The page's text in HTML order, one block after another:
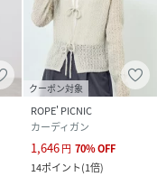
ブラック系（03）：中
国｜ホワイト系
リーン（33）：中国
ステル 100%｜ブラッ
クーポン対象
ROPE' PICNIC
カーディガン
1,646円 70%OFF
14ポイント(1倍)